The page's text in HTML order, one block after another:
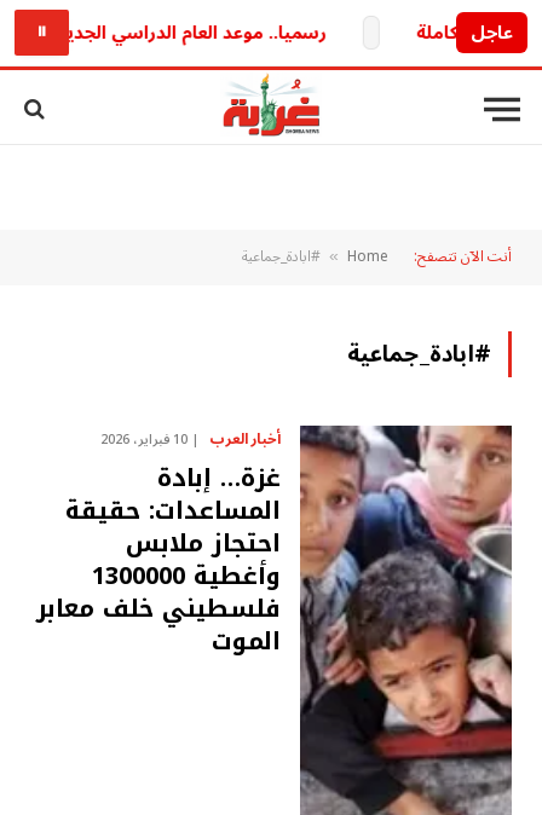
عاجل رسميا.. موعد العام الدراسي الجديد 2026/2027 وخريطة الدراسة والامتحانات كاملة ⏸
أنت الآن تتصفح: Home
» #ابادة_جماعية
#ابادة_جماعية
أخبار العرب 10 فبراير، 2026
غزة… إبادة
المساعدات: حقيقة
احتجاز ملابس
وأغطية 1300000
فلسطيني خلف معابر
الموت